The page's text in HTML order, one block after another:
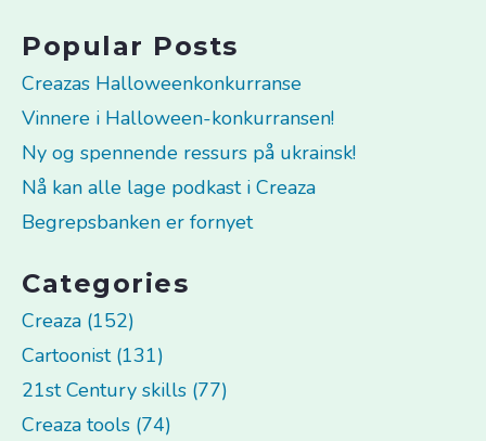
Popular Posts
Creazas Halloweenkonkurranse
Vinnere i Halloween-konkurransen!
Ny og spennende ressurs på ukrainsk!
Nå kan alle lage podkast i Creaza
Begrepsbanken er fornyet
Categories
Creaza (152)
Cartoonist (131)
21st Century skills (77)
Creaza tools (74)